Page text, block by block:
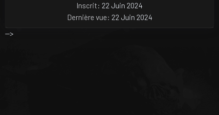
Inscrit
22 Juin 2024
Dernière vue
22 Juin 2024
-->